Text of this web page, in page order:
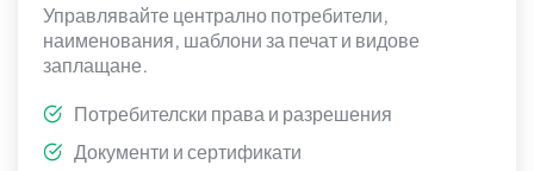
Управлявайте централно потребители,
наименования, шаблони за печат и видове
заплащане.
Потребителски права и разрешения
Документи и сертификати